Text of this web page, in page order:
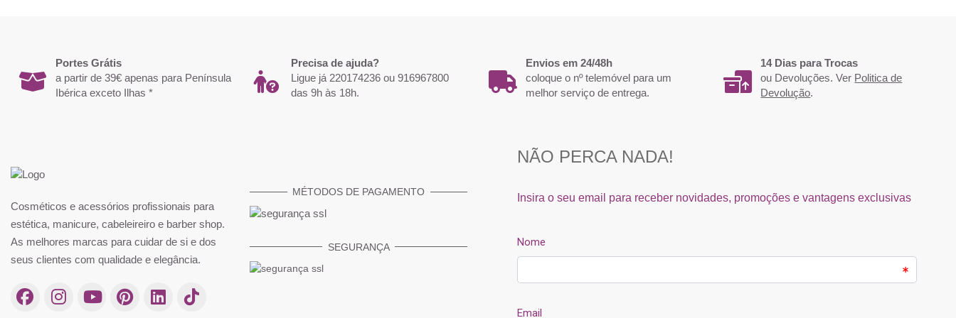
Andreia Hybrid Gel SHINE
3,51 € 4,93 €
Comprar
Escova Térmica RickiParodi Thermal
43 mm em Cerâmica e Tourmalina
5,19 €
Comprar
Portes Grátis
a partir de 39€ apenas para Península
Ibérica exceto Ilhas *
Precisa de ajuda?
Ligue já 220174236 ou 916967800
das 9h às 18h.
Envios em 24/48h
coloque o nº telemóvel para um
melhor serviço de entrega.
14 Dias para Trocas
ou Devoluções. Ver Politica de
Devolução.
Cosméticos e acessórios profissionais para
estética, manicure, cabeleireiro e barber shop.
As melhores marcas para cuidar de si e dos
seus clientes com qualidade e elegância.
MÉTODOS DE PAGAMENTO
SEGURANÇA